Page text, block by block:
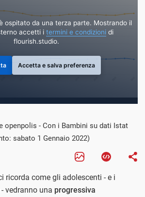
ospitato da una terza parte. Mostrando il
accetti i termini e condizioni di
flourish.studio.
Accetta e salva preferenza
openpolis - Con i Bambini su dati Istat
sabato 1 Gennaio 2022)
ricorda come gli adolescenti - e i
vedranno una progressiva